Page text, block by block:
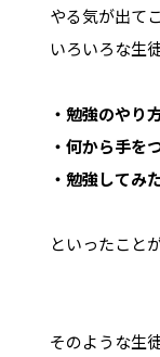
やる気が出て
いろいろな生
・勉強のやり
・何から手を
・勉強してみ
といったこと
そのような生